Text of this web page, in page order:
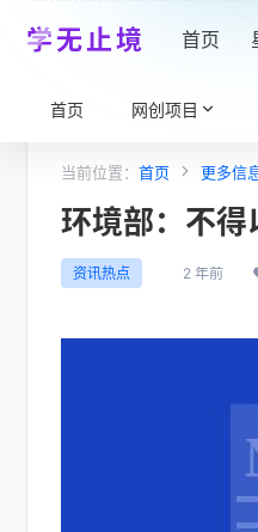
学无止境 首页
首页 网创项目
当前位置： 首页 更多信
环境部：不得
资讯热点 2 年前